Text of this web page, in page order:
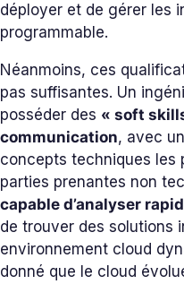
déployer et de gérer les
programmable.
Néanmoins, ces
pas suffisantes. Un
posséder des « soft
communication, avec
concepts techniques les
parties prenantes non
capable d’analyser
de trouver des solutions
environnement cloud
donné que le cloud